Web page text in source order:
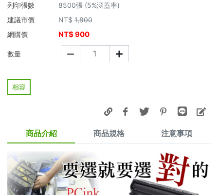
列印張數
8500張 (5%涵蓋率)
建議市價
NT$ 1,800
網購價
NT$900
數量
相容
商品介紹 商品規格 注意事項